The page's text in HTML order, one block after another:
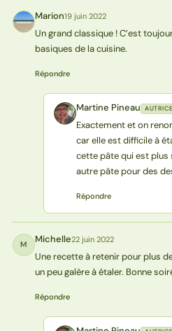
M Marion19 juin 2022
Un grand classique ! C’est
basiques de la cuisine.
Répondre
MP Martine Pineau AUTRICE
Exactement et on
car elle est difficile à
cette pâte qui est plus
autre pâte pour des
Répondre
M Michelle22 juin 2022
Une recette à retenir pour plus
un peu galère à étaler. Bonne
Répondre